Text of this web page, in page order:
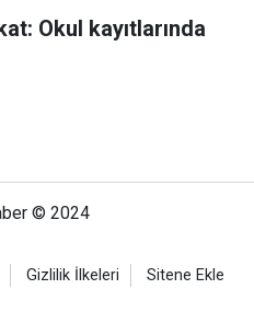
Okul kayıtlarında
© 2024
Gizlilik İlkeleri Sitene Ekle